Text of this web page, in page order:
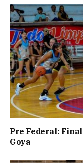
Pre Federal:
Goya